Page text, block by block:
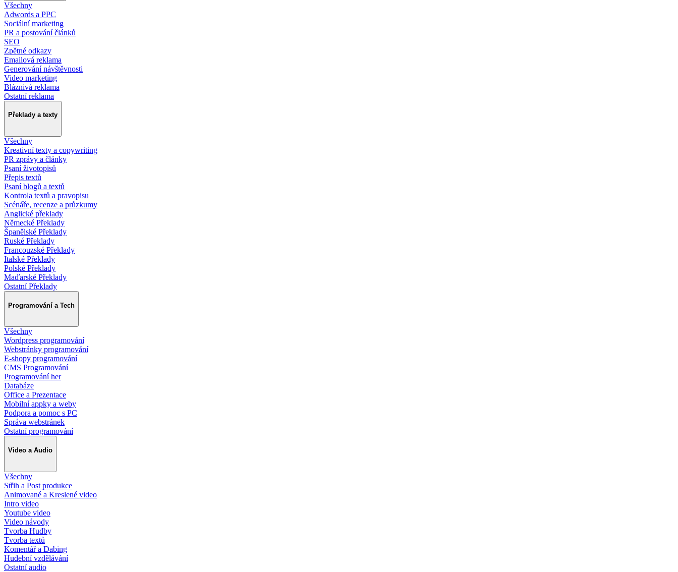
Všechny
Adwords a PPC
Sociální marketing
PR a postování článků
SEO
Zpětné odkazy
Emailová reklama
Generování návštěvnosti
Video marketing
Bláznivá reklama
Ostatní reklama
Překlady a texty
Všechny
Kreativní texty a copywriting
PR zprávy a články
Psaní životopisů
Přepis textů
Psaní blogů a textů
Kontrola textů a pravopisu
Scénáře, recenze a průzkumy
Anglické překlady
Německé Překlady
Španělské Překlady
Ruské Překlady
Francouzské Překlady
Italské Překlady
Polské Překlady
Maďarské Překlady
Ostatní Překlady
Programování a Tech
Všechny
Wordpress programování
Webstránky programování
E-shopy programování
CMS Programování
Programování her
Databáze
Office a Prezentace
Mobilní appky a weby
Podpora a pomoc s PC
Správa webstránek
Ostatní programování
Video a Audio
Všechny
Střih a Post produkce
Animované a Kreslené video
Intro video
Youtube video
Video návody
Tvorba Hudby
Tvorba textů
Komentář a Dabing
Hudební vzdělávání
Ostatní audio